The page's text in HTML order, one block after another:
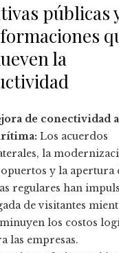
públicas
la
de conectividad
Los acuerdos
la
y la apertura
regulares han
de visitantes
los costos
las empresas.